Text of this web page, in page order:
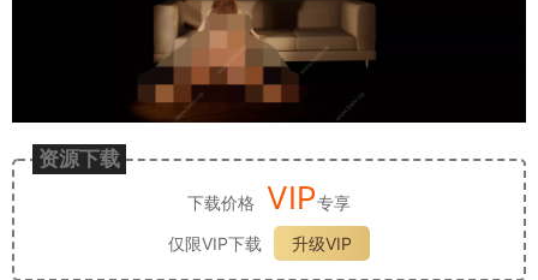
资源下载
下载价格 VIP专享
仅限VIP下载
升级VIP